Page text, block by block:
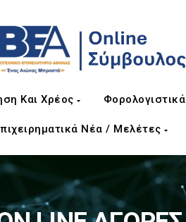
Και Χρέος Φορολογιστικά
Νέα / Μελέτες